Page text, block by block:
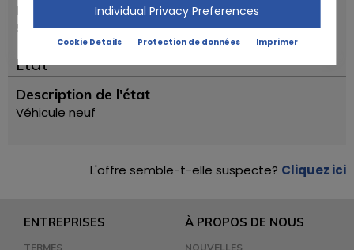
Modèle
50 SPECIAL
Ètat
Description de l'état
Véhicule neuf
L'offre semble-t-elle suspecte? Cliquez ici
ENTREPRISES
TERMES
À PROPOS DE NOUS
NOUVELLES
Individual Privacy Preferences
Cookie Details Protection de données Imprimer